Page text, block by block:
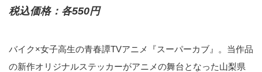
税込価格：各550円
バイク×女子高生の青春譚TVアニメ『スーパーカブ』。当作品
の新作オリジナルステッカーがアニメの舞台となった山梨県